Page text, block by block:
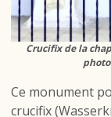
Crucifix de la
Ce monument
crucifix